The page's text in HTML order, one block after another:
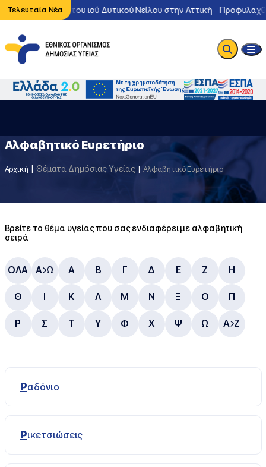
Τελευταία Νέα
κυκλοφορία του ιού Δυτικού Νείλου στην Αττική –
Αλφαβητικό Ευρετήριο
Αρχική Θέματα Δημόσιας Υγείας Αλφαβητικό Ευρετήριο
Βρείτε το θέμα υγείας που σας ενδιαφέρει με αλφαβητική
σειρά
ΟΛΑ Α Ω Α B Γ Δ E Ζ Η
Θ Κ Λ Μ Ν Ξ Ο Π
Ρ Σ Τ Υ Φ Χ Ψ Ω A Z
Ραδόνιο
Ρικετσιώσεις